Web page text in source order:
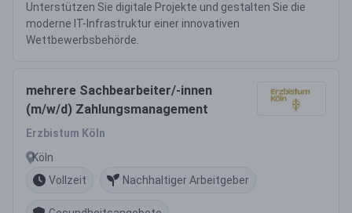
Unterstützen Sie digitale Projekte und gestalten Sie die
moderne IT-Infrastruktur einer innovativen
Wettbewerbsbehörde.
mehrere Sachbearbeiter/-innen
(m/w/d) Zahlungsmanagement
Erzbistum Köln
Köln
Vollzeit
Nachhaltiger Arbeitgeber